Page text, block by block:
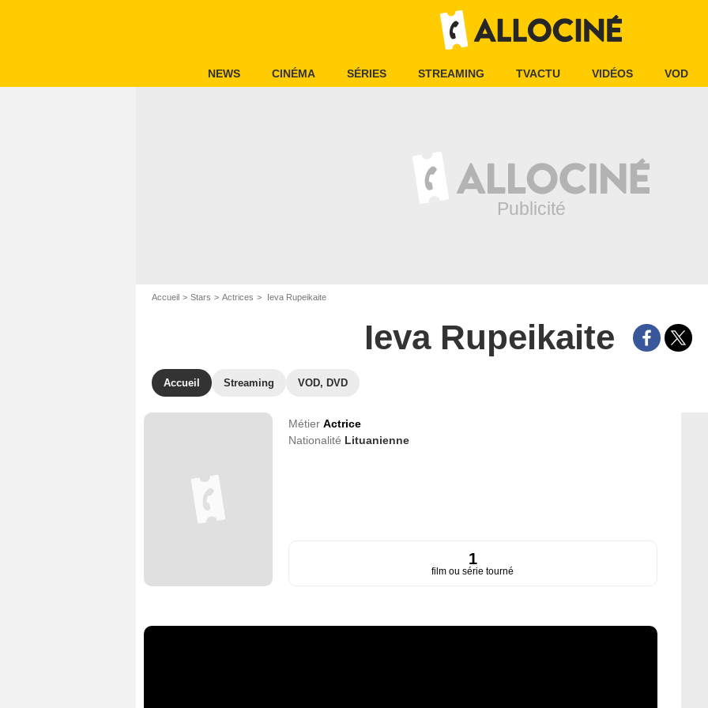
NEWS CINÉMA SÉRIES STREAMING TVACTU VIDÉOS VOD
Accueil Stars Actrices Ieva Rupeikaite
Ieva Rupeikaite
Accueil Streaming VOD, DVD
Métier Actrice
Nationalité Lituanienne
1
film ou série tourné